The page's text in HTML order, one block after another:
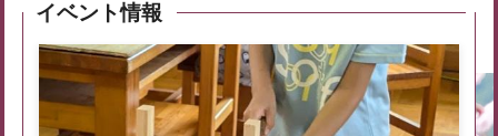
イベント情報